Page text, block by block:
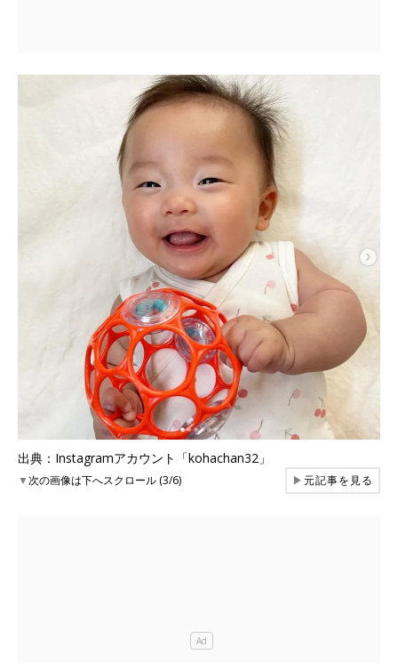
出典：Instagramアカウント「kohachan32」
▼次の画像は下へスクロール (3/6) ▶元記事を見る